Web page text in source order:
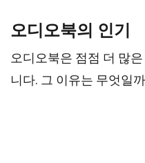
오디오북의 인기
오디오북은 점점 더 많
니다. 그 이유는 무엇일